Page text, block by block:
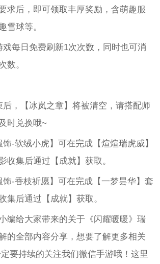
求后，即可领取丰厚奖励，含萌趣服
雪球等。
每日免费刷新1次次数，同时也可消
数。
，【冰岚之章】将被清空，请搭配师
时兑换哦~
软绒小虎】可在完成【煊煊瑞虎威】
收集后通过【成就】获取。
-香枝祈愿】可在完成【一梦昙华】套
集后通过【成就】获取。
给大家带来的关于《闪耀暖暖》瑞
的全部内容分享，想要了解更多相关
要持续的关注我们微信手游哦！这里